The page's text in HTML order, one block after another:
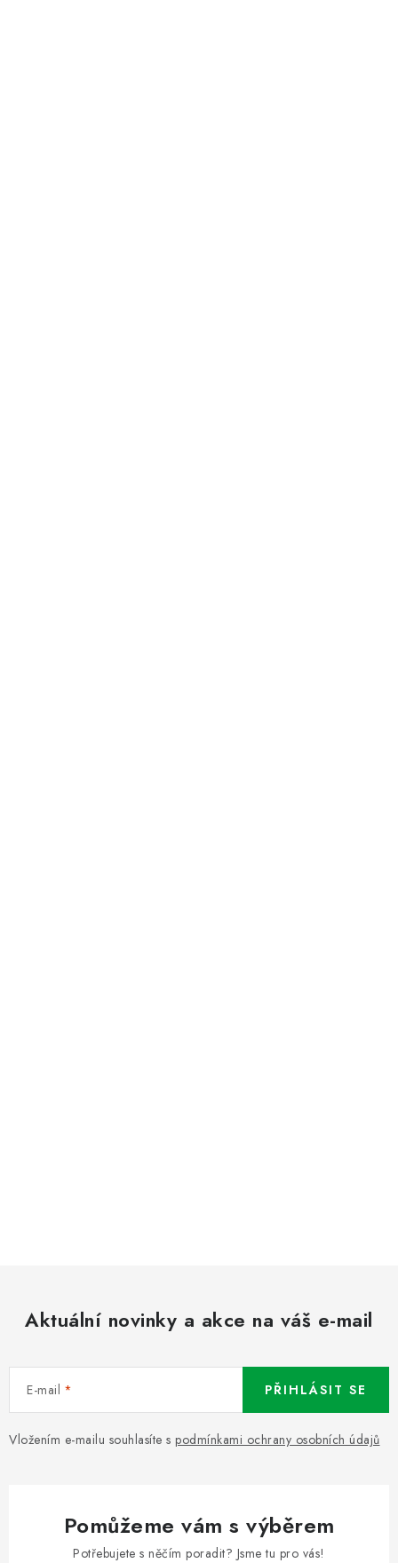
Aktuální novinky a akce na váš e-mail
E-mail
Vložením e-mailu souhlasíte s podmínkami ochrany osobních údajů
PŘIHLÁSIT SE
Pomůžeme vám s výběrem
Potřebujete s něčím poradit? Jsme tu pro vás!